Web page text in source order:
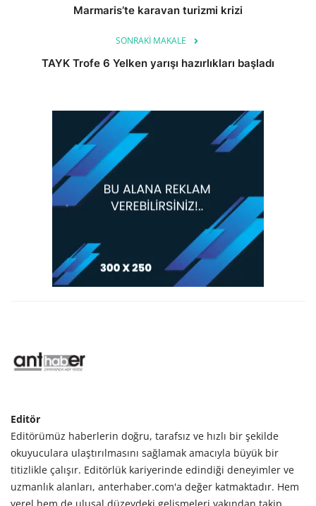
Marmaris’te karavan turizmi krizi
SONRAKI MAKALE
TAYK Trofe 6 Yelken yarışı hazırlıkları başladı
Editör
Editörümüz haberlerin doğru, tarafsız ve hızlı bir şekilde
okuyuculara ulaştırılmasını sağlamak amacıyla büyük bir
titizlikle çalışır. Editörlük kariyerinde edindiği deneyimler ve
uzmanlık alanları, anterhaber.com'a değer katmaktadır. Hem